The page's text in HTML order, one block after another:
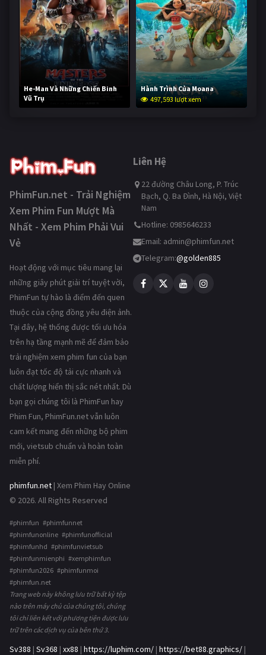
He-Man Và Những Chiến Binh
Vũ Trụ
246,938 lượt xem
Hành Trình Của Moana
497,593 lượt xem
PhimFun.net - Trải Nghiệm
Xem Phim Fun Mượt Mà
Nhất - Xem Phim Phải Vui
Vẻ
Hoạt động với mục tiêu mang lại
những giây phút giải trí tuyệt vời,
PhimFun tự hào là điểm đến quen
thuộc của cộng đồng yêu điện ảnh.
Tại đây, hệ thống được tối ưu hóa
trên hạ tầng mạnh mẽ để đảm bảo
trải nghiệm xem phim fun của bạn
luôn đạt tốc độ tải cực nhanh và
chất lượng hiển thị sắc nét nhất. Dù
bạn gọi chúng tôi là PhimFun hay
Phim Fun, PhimFun.net vẫn luôn
cam kết mang đến những bộ phim
mới, vietsub chuẩn và hoàn toàn
miễn phí.
phimfun.net | Xem Phim Hay Online
© 2026. All Rights Reserved
#phimfun #phimfunnet
#phimfunonline #phimfunofficial
#phimfunhd #phimfunvietsub
#phimfunmienphi #xemphimfun
#phimfun2026 #phimfunmoi
#phimfun.net
Trang web này không lưu trữ bất kỳ tệp
nào trên máy chủ của chúng tôi, chúng
tôi chỉ liên kết với phương tiện được lưu
trữ trên các dịch vụ của bên thứ 3.
Liên Hệ
22 đường Châu Long, P. Trúc
Bạch, Q. Ba Đình, Hà Nội, Việt
Nam
Hotline: 0985646233
Email: admin@phimfun.net
Telegram:@golden885
Sv388 | Sv368 | xx88 | https://luphim.com/ | https://bet88.graphics/ |